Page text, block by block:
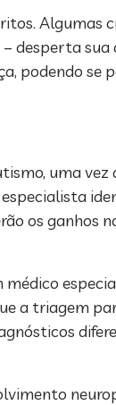
Algumas
desperta sua
podendo se
uma vez
os ganhos
a triagem